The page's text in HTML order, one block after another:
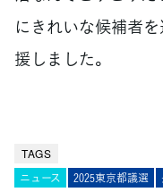
にきれいな候補者
援しました。
TAGS
ニュース 2025東京都議選